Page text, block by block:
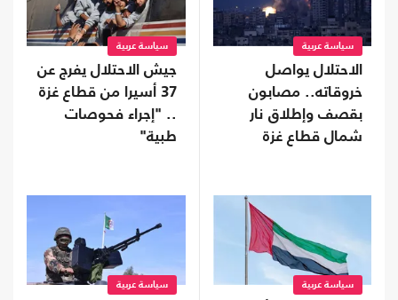
سياسة عربية
الاحتلال يواصل
خروقاته.. مصابون
بقصف وإطلاق نار
شمال قطاع غزة
سياسة عربية
جيش الاحتلال يفرج عن
37 أسيرا من قطاع غزة
.. "إجراء فحوصات
طبية"
سياسة عربية سياسة عربية